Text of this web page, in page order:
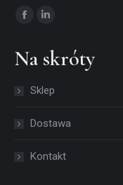
Znajdź nas na:
Facebook
opens
new
opens
new
Na skróty
Sklep
Dostawa
Kontakt